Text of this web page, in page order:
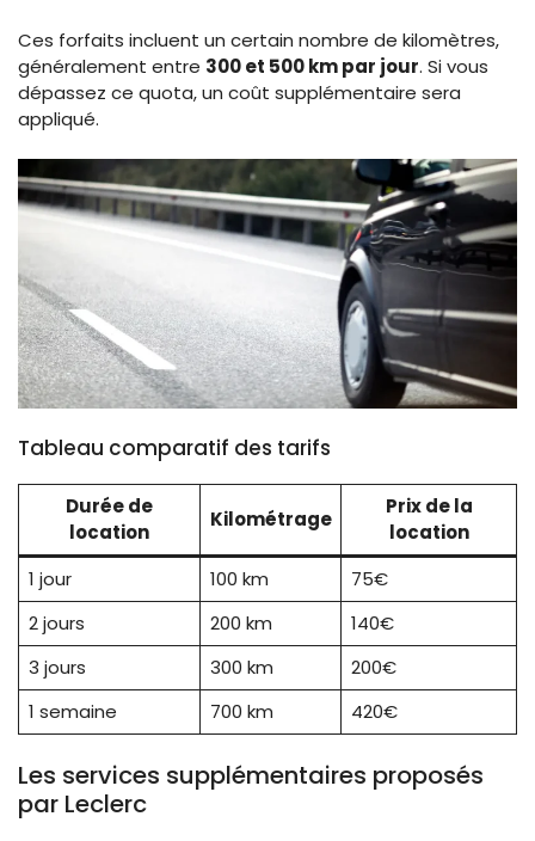
Ces forfaits incluent un certain nombre de kilomètres,
généralement entre 300 et 500 km par jour. Si vous
dépassez ce quota, un coût supplémentaire sera
appliqué.
Tableau comparatif des tarifs
Durée de
location
Kilométrage
Prix de la
location
1 jour
100 km
75€
2 jours
200 km
140€
3 jours
300 km
200€
1 semaine
700 km 420€
Les services supplémentaires proposés
par Leclerc